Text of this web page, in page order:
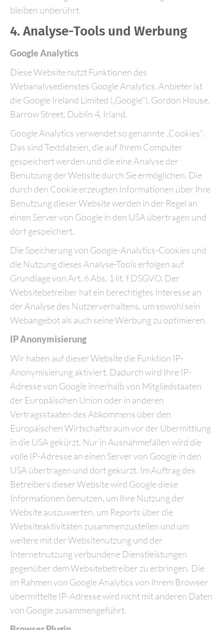
bleiben unberührt.
4. Analyse-Tools und Werbung
Google Analytics
Diese Website nutzt Funktionen des
Webanalysedienstes Google Analytics. Anbieter ist
die Google Ireland Limited („Google“), Gordon House,
Barrow Street, Dublin 4, Irland.
Google Analytics verwendet so genannte „Cookies“.
Das sind Textdateien, die auf Ihrem Computer
gespeichert werden und die eine Analyse der
Benutzung der Website durch Sie ermöglichen. Die
durch den Cookie erzeugten Informationen über Ihre
Benutzung dieser Website werden in der Regel an
einen Server von Google in den USA übertragen und
dort gespeichert.
Die Speicherung von Google-Analytics-Cookies und
die Nutzung dieses Analyse-Tools erfolgen auf
Grundlage von Art. 6 Abs. 1 lit. f DSGVO. Der
Websitebetreiber hat ein berechtigtes Interesse an
der Analyse des Nutzerverhaltens, um sowohl sein
Webangebot als auch seine Werbung zu optimieren.
IP Anonymisierung
Wir haben auf dieser Website die Funktion IP-
Anonymisierung aktiviert. Dadurch wird Ihre IP-
Adresse von Google innerhalb von Mitgliedstaaten
der Europäischen Union oder in anderen
Vertragsstaaten des Abkommens über den
Europäischen Wirtschaftsraum vor der Übermittlung
in die USA gekürzt. Nur in Ausnahmefällen wird die
volle IP-Adresse an einen Server von Google in den
USA übertragen und dort gekürzt. Im Auftrag des
Betreibers dieser Website wird Google diese
Informationen benutzen, um Ihre Nutzung der
Website auszuwerten, um Reports über die
Websiteaktivitäten zusammenzustellen und um
weitere mit der Websitenutzung und der
Internetnutzung verbundene Dienstleistungen
gegenüber dem Websitebetreiber zu erbringen. Die
im Rahmen von Google Analytics von Ihrem Browser
übermittelte IP-Adresse wird nicht mit anderen Daten
von Google zusammengeführt.